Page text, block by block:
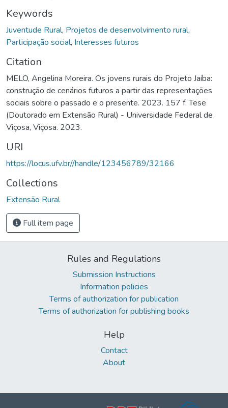
Keywords
Juventude Rural, Projetos de desenvolvimento rural,
Participação social, Interesses futuros
Citation
MELO, Angelina Moreira. Os jovens rurais do Projeto Jaíba:
construção de cenários futuros a partir das representações
sociais sobre o passado e o presente. 2023. 157 f. Tese
(Doutorado em Extensão Rural) - Universidade Federal de
Viçosa, Viçosa. 2023.
URI
https://locus.ufv.br//handle/123456789/32166
Collections
Extensão Rural
Full item page
Rules and Regulations
Submission Instructions
Information policies
Terms of authorization for publication
Terms of authorization for publishing books
Help
Contact
About